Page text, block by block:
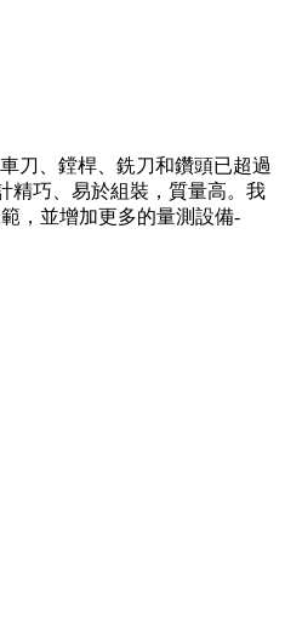
刀、鏜桿、銑刀和鑽頭已超過
精巧、易於組裝，質量高。我
，並增加更多的量測設備-